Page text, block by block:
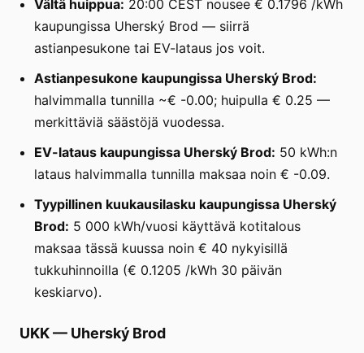
Vältä huippua: 20:00 CEST nousee € 0.1796 /kWh
kaupungissa Uherský Brod — siirrä
astianpesukone tai EV-lataus jos voit.
Astianpesukone kaupungissa Uherský Brod:
halvimmalla tunnilla ~€ -0.00; huipulla € 0.25 —
merkittäviä säästöjä vuodessa.
EV-lataus kaupungissa Uherský Brod: 50 kWh:n
lataus halvimmalla tunnilla maksaa noin € -0.09.
Tyypillinen kuukausilasku kaupungissa Uherský
Brod: 5 000 kWh/vuosi käyttävä kotitalous
maksaa tässä kuussa noin € 40 nykyisillä
tukkuhinnoilla (€ 0.1205 /kWh 30 päivän
keskiarvo).
UKK— Uherský Brod